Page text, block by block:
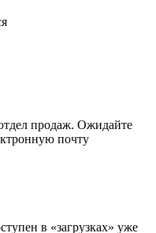
продаж. Ожидайте
почту
в «загрузках» уже